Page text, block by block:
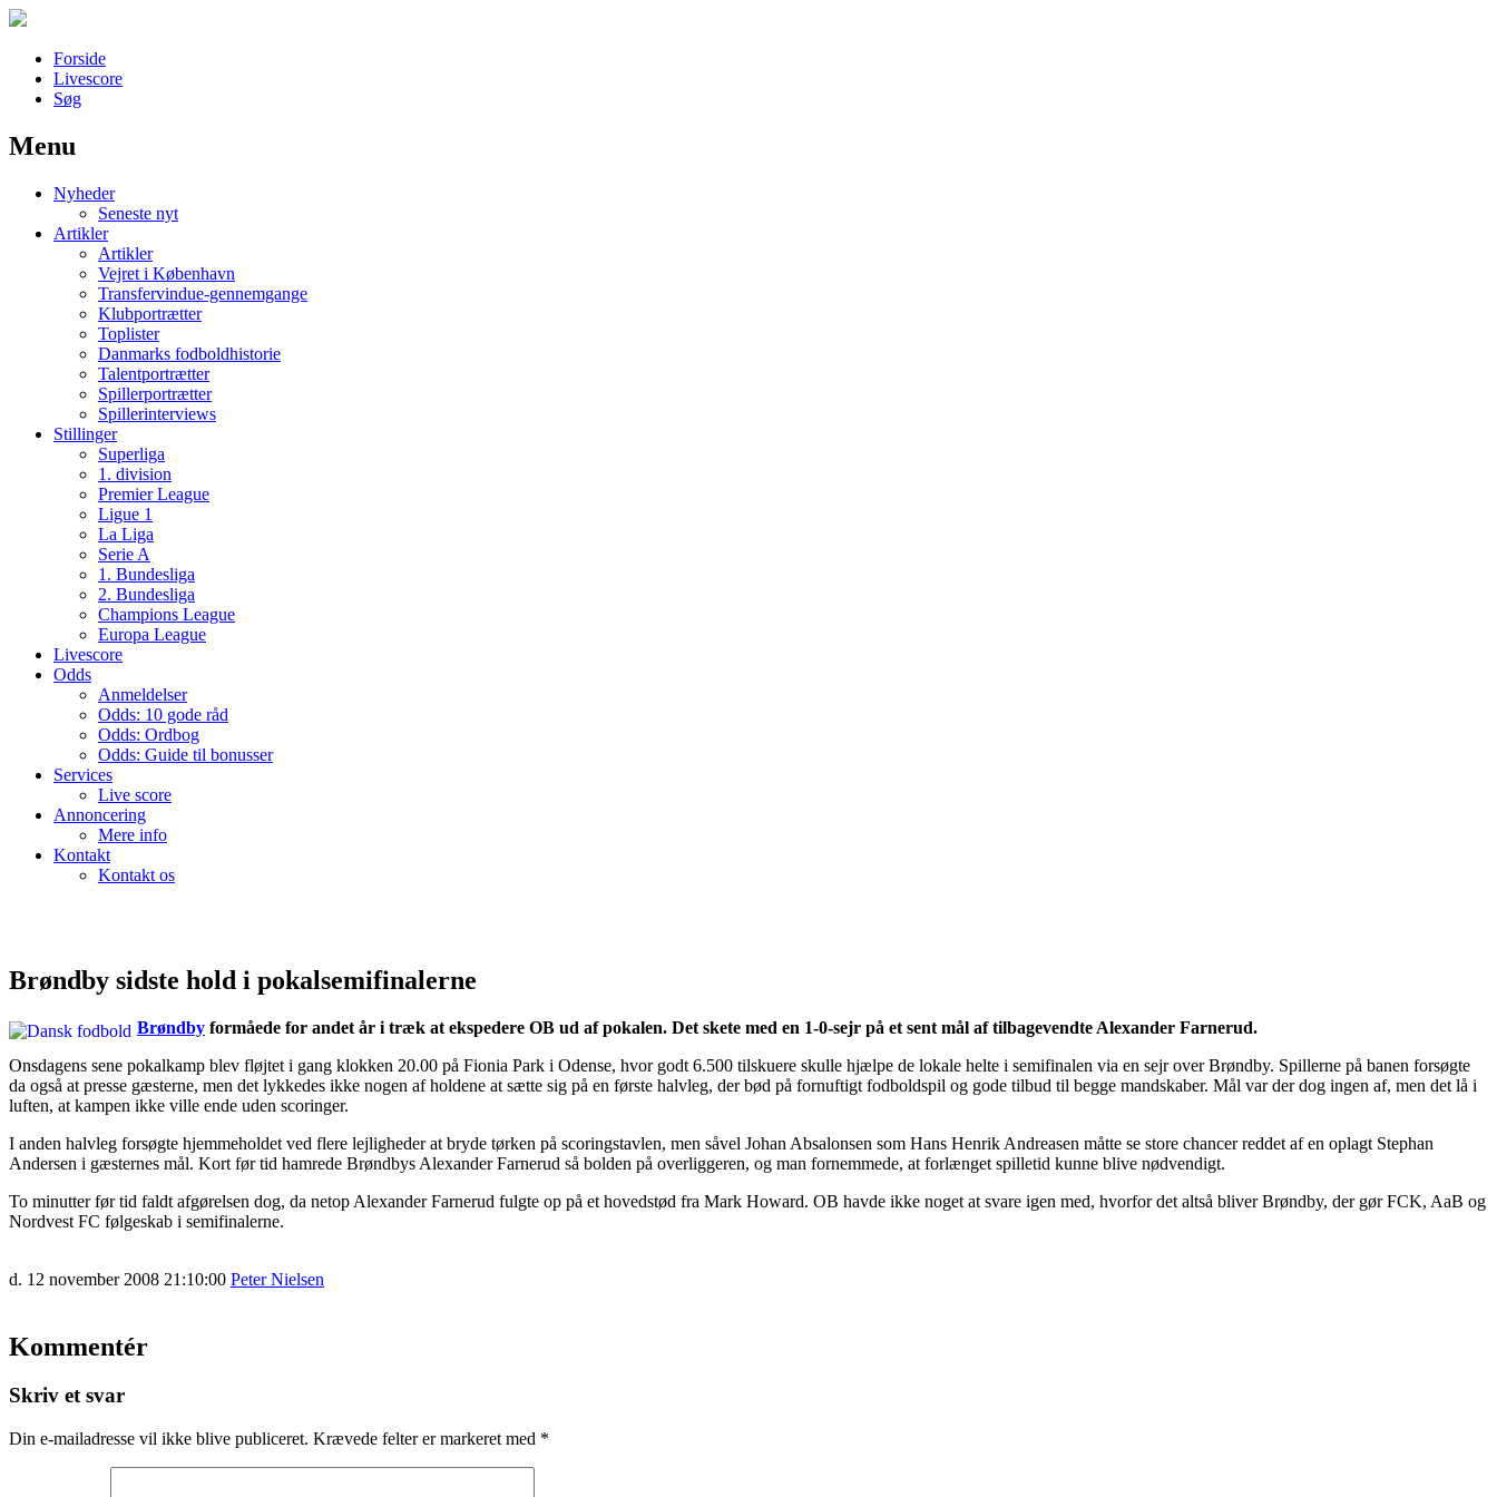
Forside
Livescore
Søg
Наши партнеры
лучшие займы
Menu
Nyheder
Seneste nyt
Artikler
Artikler
Vejret i København
Transfervindue-gennemgange
Klubportrætter
Toplister
Danmarks fodboldhistorie
Talentportrætter
Spillerportrætter
Spillerinterviews
Stillinger
Superliga
1. division
Premier League
Ligue 1
La Liga
Serie A
1. Bundesliga
2. Bundesliga
Champions League
Europa League
Livescore
Odds
Anmeldelser
Odds: 10 gode råd
Odds: Ordbog
Odds: Guide til bonusser
Services
Live score
Annoncering
Mere info
Kontakt
Kontakt os
Brøndby sidste hold i pokalsemifinalerne
Brøndby formåede for andet år i træk at ekspedere OB ud af pokalen. Det skete med en 1-0-sejr på et sent mål af tilbagevendte Alexander Farnerud.
Onsdagens sene pokalkamp blev fløjtet i gang klokken 20.00 på Fionia Park i Odense, hvor godt 6.500 tilskuere skulle hjælpe de lokale helte i semifinalen via en sejr over Brøndby. Spillerne på banen forsøgte
da også at presse gæsterne, men det lykkedes ikke nogen af holdene at sætte sig på en første halvleg, der bød på fornuftigt fodboldspil og gode tilbud til begge mandskaber. Mål var der dog ingen af, men det lå i
luften, at kampen ikke ville ende uden scoringer.
I anden halvleg forsøgte hjemmeholdet ved flere lejligheder at bryde tørken på scoringstavlen, men såvel Johan Absalonsen som Hans Henrik Andreasen måtte se store chancer reddet af en oplagt Stephan
Andersen i gæsternes mål. Kort før tid hamrede Brøndbys Alexander Farnerud så bolden på overliggeren, og man fornemmede, at forlænget spilletid kunne blive nødvendigt.
To minutter før tid faldt afgørelsen dog, da netop Alexander Farnerud fulgte op på et hovedstød fra Mark Howard. OB havde ikke noget at svare igen med, hvorfor det altså bliver Brøndby, der gør FCK, AaB og
Nordvest FC følgeskab i semifinalerne.
d. 12 november 2008 21:10:00 Peter Nielsen
Kommentér
Skriv et svar
Din e-mailadresse vil ikke blive publiceret. Krævede felter er markeret med *